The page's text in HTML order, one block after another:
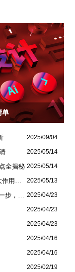
单
2025/09/04
2025/05/14
全揭秘 2025/05/14
解锁画册设计：内涵解析 + 名企经典范例 + 强大作用全揭秘 2025/05/13
还在为品牌Logo发愁吗？精挑 Logo 设计风格这一步，轻松铸就独属于你的品牌魅力 2025/04/23
2025/04/23
2025/04/23
2025/04/16
2025/04/16
2025/02/19